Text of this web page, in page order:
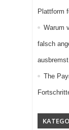
Plattform
Warum
falsch
ausbremst
The